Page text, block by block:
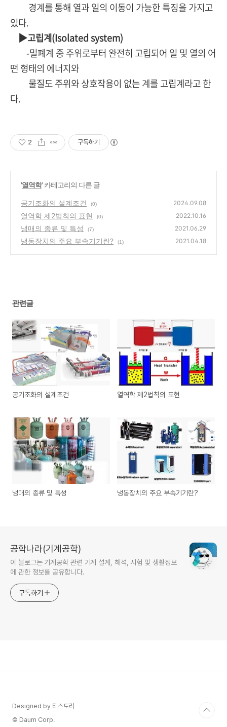
경계를 통해 열과 일의 이동이 가능한 특징을 가지고
있다.
▶고립계(Isolated system)
-밀폐계 중 주위로부터 완전히 고립되어 일 및 열의 어
떤 형태의 에너지와
물질도 주위와 상호작용이 없는 계를 고립계라고 한
다.
2 구독하기
'열역학' 카테고리의 다른 글
공기조화의 설계조건 (0) 2024.09.08
열역학 제2법칙의 표현 (0) 2022.10.16
냉매의 종류 및 특성 (7) 2021.06.29
냉동장치의 주요 부속기기란? (1) 2021.04.18
관련글
공기조화의 설계조건 열역학 제2법칙의 표현
냉매의 종류 및 특성 냉동장치의 주요 부속기기란?
공학나라(기계공학)
이 블로그는 기계공학 관련 기계 설계, 해석, 시험 및 생활정보
에 관한 정보를 공유합니다.
구독하기
Designed by 티스토리
© Daum Corp.